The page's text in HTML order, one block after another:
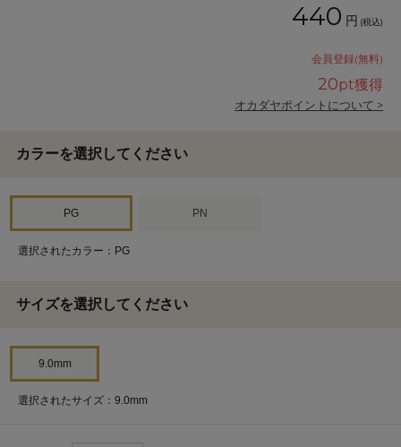
440 円 (税込)
会員登録(無料)
20pt獲得
オカダヤポイントについて >
カラーを選択してください
PG PN
選択されたカラー：PG
サイズを選択してください
9.0mm
選択されたサイズ：9.0mm